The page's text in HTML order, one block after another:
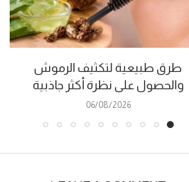
طرق طبيعية لتكثيف الرموش
والحصول على نظرة أكثر جاذبية
06/08/2026